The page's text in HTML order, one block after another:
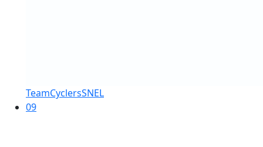
TeamCyclersSNEL
09